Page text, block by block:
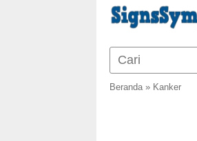
Beranda» Kanker